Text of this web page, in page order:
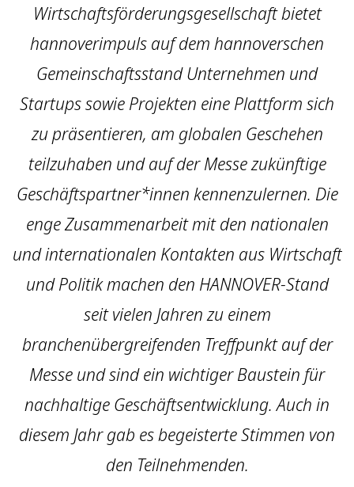
Wirtschaftsförderungsgesellschaft bietet
hannoverimpuls auf dem hannoverschen
Gemeinschaftsstand Unternehmen und
Startups sowie Projekten eine Plattform sich
zu präsentieren, am globalen Geschehen
teilzuhaben und auf der Messe zukünftige
Geschäftspartner*innen kennenzulernen. Die
enge Zusammenarbeit mit den nationalen
und internationalen Kontakten aus Wirtschaft
und Politik machen den HANNOVER-Stand
seit vielen Jahren zu einem
branchenübergreifenden Treffpunkt auf der
Messe und sind ein wichtiger Baustein für
nachhaltige Geschäftsentwicklung. Auch in
diesem Jahr gab es begeisterte Stimmen von
den Teilnehmenden.